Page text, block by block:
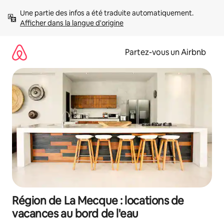
directement
Afficher dans la langue d'origine
Partez-vous un Airbnb
Région de La Mecque : locations de
vacances au bord de l'eau